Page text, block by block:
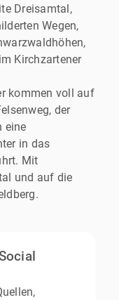
Dreisamtal,
Wegen,
Kirchzartener
kommen voll auf
der
eine
in das
Mit
und auf die